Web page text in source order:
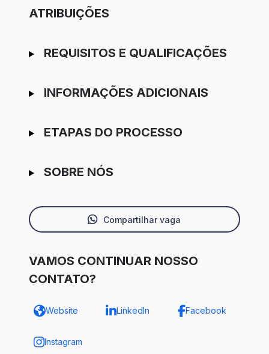
ATRIBUIÇÕES
REQUISITOS E QUALIFICAÇÕES
INFORMAÇÕES ADICIONAIS
ETAPAS DO PROCESSO
SOBRE NÓS
Compartilhar vaga
VAMOS CONTINUAR NOSSO
CONTATO?
Website LinkedIn Facebook
Instagram